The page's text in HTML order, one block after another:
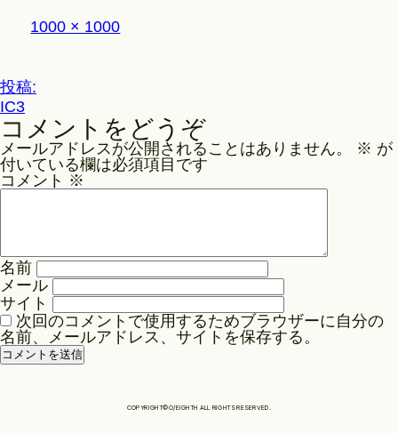
News
Store
フ
ル
ズ
1000 × 1000
投
稿
ナ
ビ
ゲ
ョ
ン
投稿:
IC3
コメントをどうぞ
メールアドレスが公開されることはありません。 ※ が
付いている欄は必須項目です
コメント ※
名前
メール
サイト
次回のコメントで使用するためブラウザーに自分の
名前、メールアドレス、サイトを保存する。
COPYRIGHT©O/EIGHTH ALL RIGHTS RESERVED.